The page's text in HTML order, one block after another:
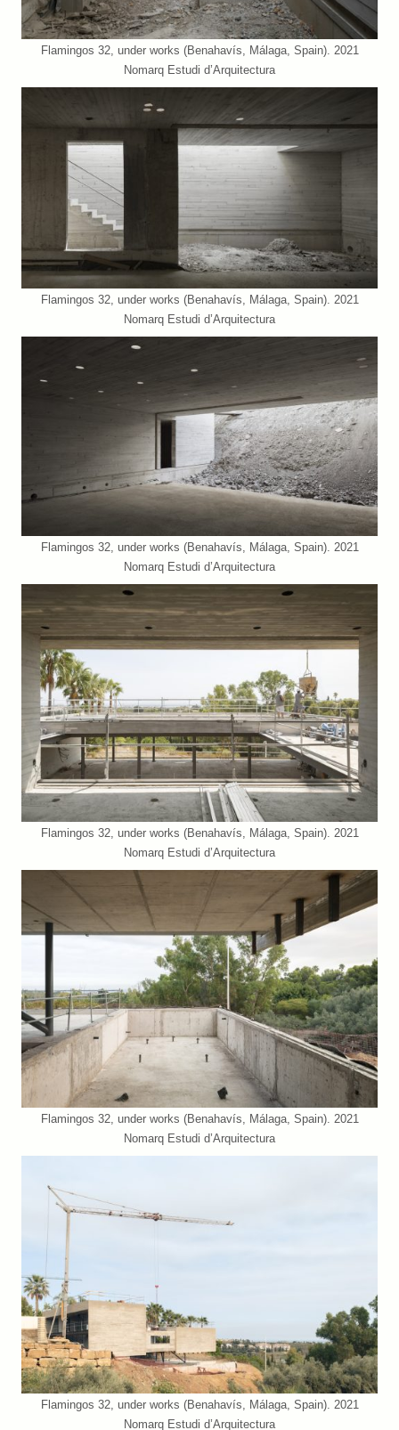
Flamingos 32, under works (Benahavís, Málaga, Spain). 2021
Nomarq Estudi d’Arquitectura
Flamingos 32, under works (Benahavís, Málaga, Spain). 2021
Nomarq Estudi d’Arquitectura
Flamingos 32, under works (Benahavís, Málaga, Spain). 2021
Nomarq Estudi d’Arquitectura
Flamingos 32, under works (Benahavís, Málaga, Spain). 2021
Nomarq Estudi d’Arquitectura
Flamingos 32, under works (Benahavís, Málaga, Spain). 2021
Nomarq Estudi d’Arquitectura
Flamingos 32, under works (Benahavís, Málaga, Spain). 2021
Nomarq Estudi d’Arquitectura